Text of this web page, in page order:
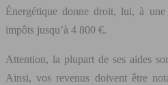
Énergétique donne droit, lui, à
impôts jusqu’à 4 800 €.
Attention, la plupart de ses aides
Ainsi, vos revenus doivent être